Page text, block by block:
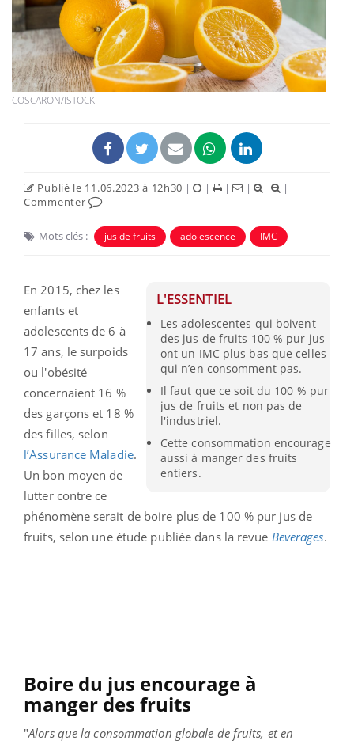
COSCARON/ISTOCK
Publié le 11.06.2023 à 12h30 | | | |
|
Commenter
Mots clés : jus de fruits adolescence IMC
L'ESSENTIEL
Les adolescentes qui boivent
des jus de fruits 100 % pur jus
ont un IMC plus bas que celles
qui n’en consomment pas.
Il faut que ce soit du 100 % pur
jus de fruits et non pas de
l'industriel.
Cette consommation encourage
aussi à manger des fruits
entiers.
En 2015, chez les
enfants et
adolescents de 6 à
17 ans, le surpoids
ou l'obésité
concernaient 16 %
des garçons et 18 %
des filles, selon
l’Assurance Maladie.
Un bon moyen de
lutter contre ce
phénomène serait de boire plus de 100 % pur jus de
fruits, selon une étude publiée dans la revue Beverages.
Boire du jus encourage à
manger des fruits
"Alors que la consommation globale de fruits, et en